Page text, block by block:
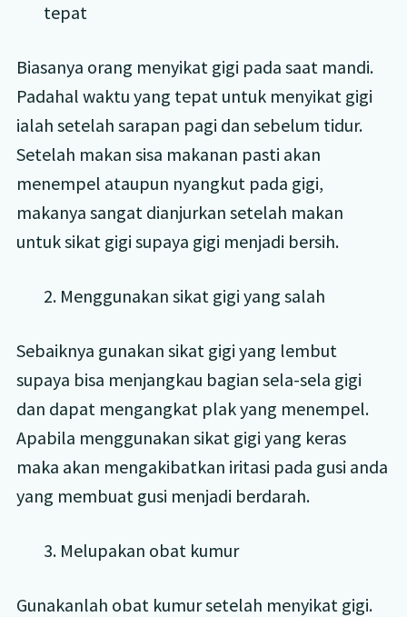
tepat
Biasanya orang menyikat gigi pada saat mandi.
Padahal waktu yang tepat untuk menyikat gigi
ialah setelah sarapan pagi dan sebelum tidur.
Setelah makan sisa makanan pasti akan
menempel ataupun nyangkut pada gigi,
makanya sangat dianjurkan setelah makan
untuk sikat gigi supaya gigi menjadi bersih.
2. Menggunakan sikat gigi yang salah
Sebaiknya gunakan sikat gigi yang lembut
supaya bisa menjangkau bagian sela-sela gigi
dan dapat mengangkat plak yang menempel.
Apabila menggunakan sikat gigi yang keras
maka akan mengakibatkan iritasi pada gusi anda
yang membuat gusi menjadi berdarah.
3. Melupakan obat kumur
Gunakanlah obat kumur setelah menyikat gigi.